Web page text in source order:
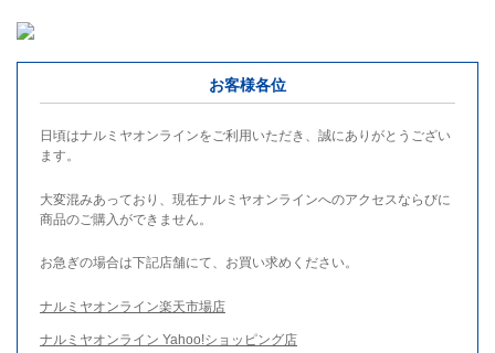
お客様各位
日頃はナルミヤオンラインをご利用いただき、誠にありがとうござい
ます。
大変混みあっており、現在ナルミヤオンラインへのアクセスならびに
商品のご購入ができません。
お急ぎの場合は下記店舗にて、お買い求めください。
ナルミヤオンライン楽天市場店
ナルミヤオンライン Yahoo!ショッピング店